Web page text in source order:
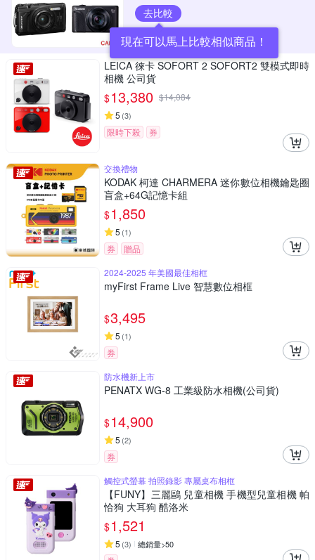
去比較
現在可以馬上比較相似商品！
LEICA 徠卡 SOFORT 2 SOFORT2 雙模式即時
相機 公司貨
$13,380 $14,084
5 (3)
限時下殺 券
交換禮物
KODAK 柯達 CHARMERA 迷你數位相機鑰匙圈
盲盒+64G記憶卡組
$1,850
5 (1)
券
贈品
2024-2025 年美國最佳相框
myFirst Frame Live 智慧數位相框
$3,495
5 (1)
券
防水機新上市
PENATX WG-8 工業級防水相機(公司貨)
$14,900
5 (2)
券
觸控式螢幕 拍照錄影 專屬桌布相框
【FUNY】三麗鷗 兒童相機 手機型兒童相機 帕
恰狗 大耳狗 酷洛米
$1,521
5 (3) 總銷量>50